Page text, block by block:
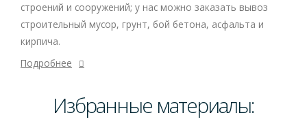
строений и сооружений; у нас можно заказать вывоз
строительный мусор, грунт, бой бетона, асфальта и
кирпича.
Подробнее
Избранные материалы: